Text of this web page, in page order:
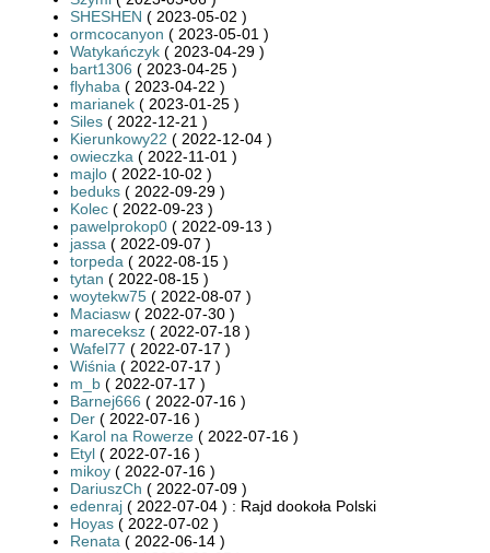
SHESHEN ( 2023-05-02 )
ormcocanyon ( 2023-05-01 )
Watykańczyk ( 2023-04-29 )
bart1306 ( 2023-04-25 )
flyhaba ( 2023-04-22 )
marianek ( 2023-01-25 )
Siles ( 2022-12-21 )
Kierunkowy22 ( 2022-12-04 )
owieczka ( 2022-11-01 )
majlo ( 2022-10-02 )
beduks ( 2022-09-29 )
Kolec ( 2022-09-23 )
pawelprokop0 ( 2022-09-13 )
jassa ( 2022-09-07 )
torpeda ( 2022-08-15 )
tytan ( 2022-08-15 )
woytekw75 ( 2022-08-07 )
Maciasw ( 2022-07-30 )
mareceksz ( 2022-07-18 )
Wafel77 ( 2022-07-17 )
Wiśnia ( 2022-07-17 )
m_b ( 2022-07-17 )
Barnej666 ( 2022-07-16 )
Der ( 2022-07-16 )
Karol na Rowerze ( 2022-07-16 )
Etyl ( 2022-07-16 )
mikoy ( 2022-07-16 )
DariuszCh ( 2022-07-09 )
edenraj ( 2022-07-04 ) : Rajd dookoła Polski
Hoyas ( 2022-07-02 )
Renata ( 2022-06-14 )